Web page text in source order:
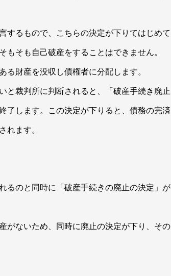
するもので、こちらの決定が下りてはじめて
そも自己破産をすることはできません。
財産を没収し債権者に分配します。
と裁判所に判断されると、「破産手続き廃止
了します。この決定が下りると、債務の完済
ます。
るのと同時に「破産手続きの廃止の決定」が
がないため、同時に廃止の決定が下り、その